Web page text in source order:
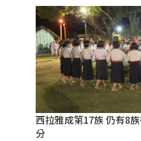
西拉雅成第17族 仍有8
分